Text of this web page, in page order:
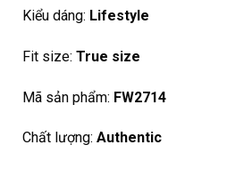
Kiểu dáng: Lifestyle
Fit size: True size
Mã sản phẩm: FW2714
Chất lượng: Authentic